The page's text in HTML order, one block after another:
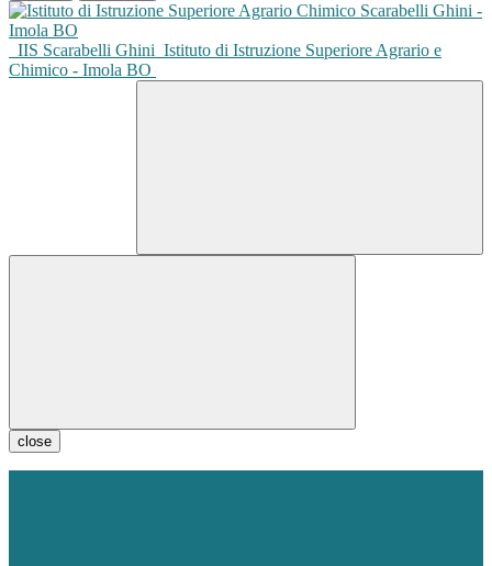
IIS Scarabelli Ghini Istituto di Istruzione Superiore Agrario e
Chimico - Imola BO
close